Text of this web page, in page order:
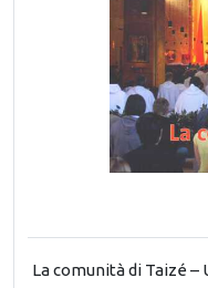
La comunità di Taizé –